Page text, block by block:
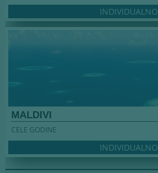
INDIVIDUALNO
MALDIVI
CELE GODINE
INDIVIDUALNO